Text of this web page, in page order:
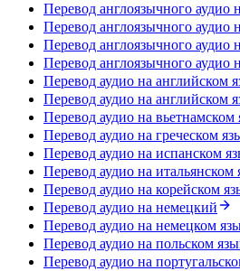
Перевод англоязычного аудио
Перевод англоязычного аудио
Перевод англоязычного аудио
Перевод англоязычного аудио
Перевод аудио на английском
Перевод аудио на английском
Перевод аудио на вьетнамском
Перевод аудио на греческом
Перевод аудио на испанском
Перевод аудио на итальянском
Перевод аудио на корейском
Перевод аудио на немецкий
Перевод аудио на немецком
Перевод аудио на польском
Перевод аудио на